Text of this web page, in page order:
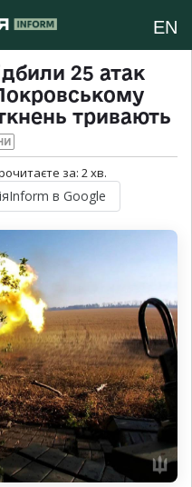
EN
25 атак
тривають
за: 2хв.
в Google